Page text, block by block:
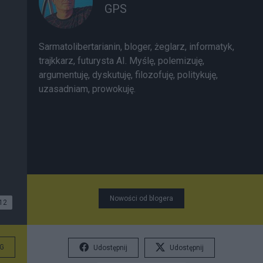
12
GPS
Sarmatolibertarianin, bloger, żeglarz, informatyk,
trajkkarz, futurysta AI. Myślę, polemizuję,
argumentuję, dyskutuję, filozofuję, politykuję,
uzasadniam, prowokuję.
Nowości od blogera
Udostępnij Udostępnij